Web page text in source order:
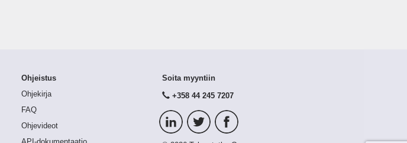
Ohjeistus
Ohjekirja
FAQ
Ohjevideot
Soita myyntiin
+358 44 245 7207